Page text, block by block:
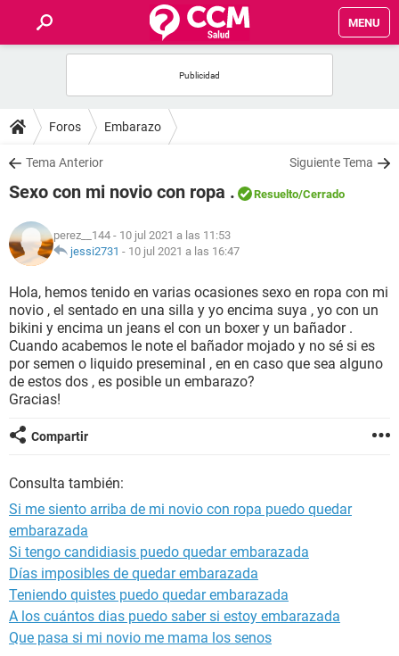
MENU
FOROS
SALUD
NUTRICIÓN
BIENESTAR
SEXUALIDAD
GLOSARIO
Foros Embarazo
Tema Anterior Siguiente Tema
Sexo con mi novio con ropa . Resuelto/Cerrado
perez__144 - 10 jul 2021 a las 11:53
jessi2731 - 10 jul 2021 a las 16:47
Hola, hemos tenido en varias ocasiones sexo en ropa con mi
novio , el sentado en una silla y yo encima suya , yo con un
bikini y encima un jeans el con un boxer y un bañador .
Cuando acabemos le note el bañador mojado y no sé si es
por semen o liquido preseminal , en en caso que sea alguno
de estos dos , es posible un embarazo?
Gracias!
Compartir
Consulta también:
Si me siento arriba de mi novio con ropa puedo quedar
embarazada
Si tengo candidiasis puedo quedar embarazada
Días imposibles de quedar embarazada
Teniendo quistes puedo quedar embarazada
A los cuántos dias puedo saber si estoy embarazada
Que pasa si mi novio me mama los senos